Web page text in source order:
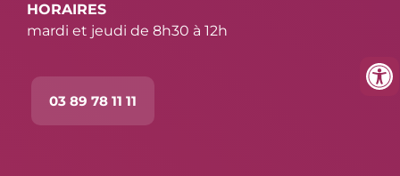
HORAIRES
mardi et jeudi de 8h30 à 12h
03 89 78 11 11